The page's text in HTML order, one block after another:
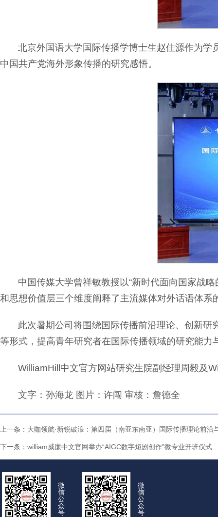
北京外国语大学国际传播学博士生赵佳源作为
中国共产党海外形象传播的研究感悟。
中国传媒大学曾祥敏教授以“新时代面向国家战
和思想价值层三个维度阐释了主流媒体对外话语体系
此次暑期公司将围绕国际传播前沿理论、创新
等形式，提高青年研究者在国际传播领域的研究能力
WilliamHill中文官方网站研究生院副经理周毅及
文字：孙海龙 图片 ：许闯 审核：詹德全
上一条： 大咖领航·新锐破浪：第四届（南亚东南亚）国际传播理论前沿
下一条： william威廉中文官网举办“AIGC数字短剧创作”微专业开班仪式
微
信
公
众
号
微
信
公
众
号